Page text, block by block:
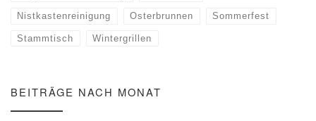
Nistkastenreinigung Osterbrunnen Sommerfest
Stammtisch Wintergrillen
BEITRÄGE NACH MONAT